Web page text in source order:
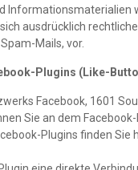
Informationsmaterialien
ausdrücklich
Mails, vor.
Plugins (Like-
Facebook, 1601
Sie an dem
Plugins finden Sie